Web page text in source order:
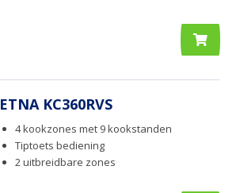
ETNA KC360RVS
4 kookzones met 9 kookstanden
Tiptoets bediening
2 uitbreidbare zones